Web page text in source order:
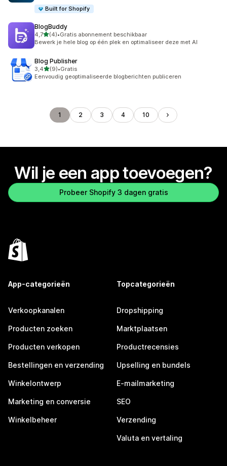
Built for Shopify
BlogBuddy
4,7van 5 sterren
(4)
4 recensies in totaal
•Gratis abonnement beschikbaar
Bewerk je hele blog op één plek en optimaliseer deze met AI
Blog Publisher
3,4van 5 sterren
(9)
9 recensies in totaal
•Gratis
Eenvoudig geoptimaliseerde blogberichten publiceren
1 2 3 4 10
Wil je een app toevoegen?
Probeer Shopify 3 dagen gratis
App-categorieën
Verkoopkanalen
Producten zoeken
Producten verkopen
Bestellingen en verzending
Winkelontwerp
Marketing en conversie
Winkelbeheer
Topcategorieën
Dropshipping
Marktplaatsen
Productrecensies
Upselling en bundels
E-mailmarketing
SEO
Verzending
Valuta en vertaling